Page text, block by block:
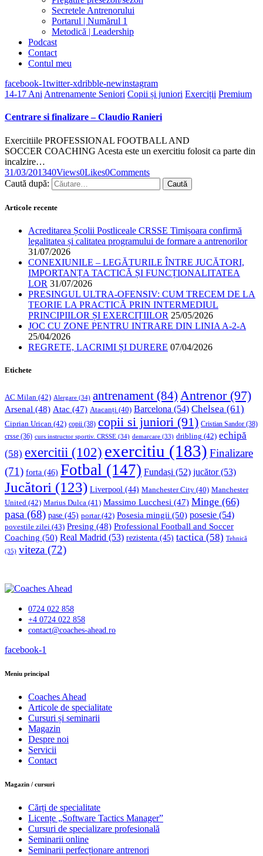
Secretele Antrenorului
Portarul | Numărul 1
Metodică | Leadership
Podcast
Contact
Contul meu
facebook-1twitter-xdribble-newinstagram
14-17 Ani Antrenamente Seniori Copii și juniori Exerciții Premium
Centrare si finalizare – Claudio Ranieri
Exercitiile PROFESSIONAL FOOTBALL AND
SOCCER COACHING Acesta este un exercitiu folosit ca parte din
incalzire…
31/03/201340Views0Likes0Comments
Caută după:
Articole recente
Acreditarea Școlii Postliceale CRSSE Timișoara confirmă
legalitatea și calitatea programului de formare a antrenorilor
31/07/2026
CONEXIUNILE – LEGĂTURILE ÎNTRE JUCĂTORI,
IMPORTANȚA TACTICĂ ȘI FUNCȚIONALITATEA
LOR 31/07/2026
PRESINGUL ULTRA-OFENSIV: CUM TRECEM DE LA
TEORIE LA PRACTICĂ PRIN INTERMEDIUL
PRINCIPIILOR ȘI EXERCIȚIILOR 25/05/2026
JOC CU ZONE PENTRU INTRARE DIN LINIA A-2-A
25/04/2026
REGRETE, LACRIMI ȘI DURERE 07/04/2026
Etichete
AC Milan (42) Alergare (34) antrenament (84) Antrenor(97)
Arsenal (48) Atac (47) Atacanți (40) Barcelona (54) Chelsea (61)
Ciprian Urican (42) copii (38) copii si juniori (91) Cristian Sandor (38)
crsse (36) curs instructor sportiv. CRSSE (34) demarcare (33) dribling (42) echipă
(58) exercitii (102) exercitiu (183) Finalizare
(71) forta (46) Fotbal (147) Fundași (52) jucător(53)
Jucători (123) Liverpool (44) Manchester City (40) Manchester
United (42) Marius Dulca (41) Massimo Lucchesi (47) Minge (66)
pasa (68) pase (45) portar(42) Posesia mingii (50) posesie (54)
povestile zilei (43) Presing (48) Professional Football and Soccer
Coaching (50) Real Madrid (53) rezistenta (45) tactica (58) Tehnică
(35) viteza (72)
0724 022 858
+4 0724 022 858
contact@coaches-ahead.ro
facebook-1
Meniu principal
Coaches Ahead
Articole de specialitate
Cursuri și seminarii
Magazin
Despre noi
Servicii
Contact
Magazin / cursuri
Cărți de specialitate
Licențe „Software Tactics Manager”
Cursuri de specializare profesională
Seminarii online
Seminarii perfecționare antrenori